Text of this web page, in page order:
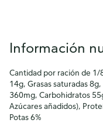
Información
Cantidad por ración de 1/
14g, Grasas saturadas
360mg, Carbohidratos
Azúcares añadidos),
Potas 6%